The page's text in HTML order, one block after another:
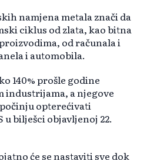
namjena metala znači da
ciklus od zlata, kao bitna
od računala i
i automobila.
140% prošle godine
industrijama, a njegove
opterećivati
u bilješci objavljenoj 22.
će se nastaviti sve dok